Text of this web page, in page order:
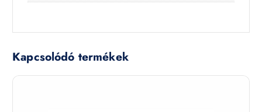
Kapcsolódó termékek